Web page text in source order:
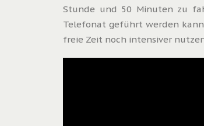
Stunde und 50 Minuten zu
Telefonat geführt werden
freie Zeit noch intensiver